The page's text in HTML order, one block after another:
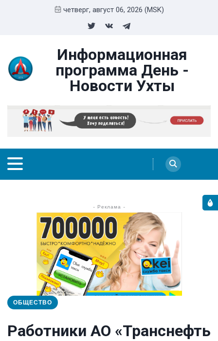
четверг, август 06, 2026 (MSK)
Информационная
программа День -
Новости Ухты
- Реклама -
ОБЩЕСТВО
Работники АО «Транснефть